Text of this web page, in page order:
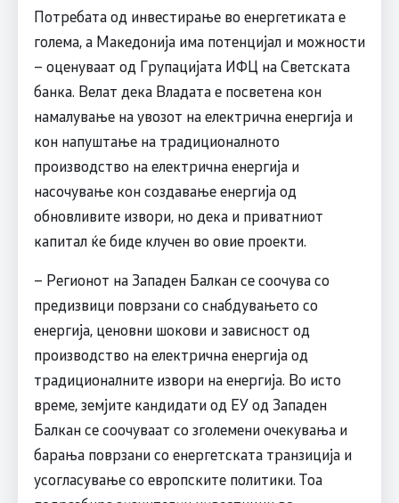
Потребата од инвестирање во енергетиката е
голема, а Македонија има потенцијал и можности
– оценуваат од Групацијата ИФЦ на Светската
банка. Велат дека Владата е посветена кон
намалување на увозот на електрична енергија и
кон напуштање на традиционалното
производство на електрична енергија и
насочување кон создавање енергија од
обновливите извори, но дека и приватниот
капитал ќе биде клучен во овие проекти.
– Регионот на Западен Балкан се соочува со
предизвици поврзани со снабдувањето со
енергија, ценовни шокови и зависност од
производство на електрична енергија од
традиционалните извори на енергија. Во исто
време, земјите кандидати од ЕУ од Западен
Балкан се соочуваат со зголемени очекувања и
барања поврзани со енергетската транзиција и
усогласување со европските политики. Тоа